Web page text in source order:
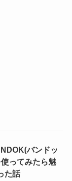
バンドッ
ってみたら魅
た話